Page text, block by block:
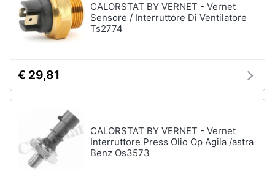
CALORSTAT BY VERNET - Vernet
Sensore / Interruttore Di Ventilatore
Ts2774
€ 29,81
CALORSTAT BY VERNET - Vernet
Interruttore Press Olio Op Agila /astra
Benz Os3573